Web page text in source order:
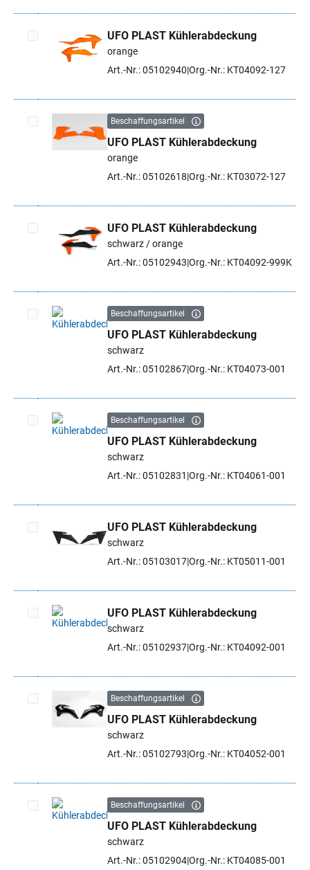
Artikel auswählen
UFO PLAST Kühlerabdeckung
orange
Art.-Nr.: 05102940 Org.-Nr.: KT04092-127
Artikel auswählen
Beschaffungsartikel
UFO PLAST Kühlerabdeckung
orange
Art.-Nr.: 05102618 Org.-Nr.: KT03072-127
Artikel auswählen
UFO PLAST Kühlerabdeckung
schwarz / orange
Art.-Nr.: 05102943 Org.-Nr.: KT04092-999K
Artikel auswählen
Beschaffungsartikel
UFO PLAST Kühlerabdeckung
schwarz
Art.-Nr.: 05102867Org.-Nr.: KT04073-001
Artikel auswählen
Beschaffungsartikel
UFO PLAST Kühlerabdeckung
schwarz
Art.-Nr.: 05102831 Org.-Nr.: KT04061-001
Artikel auswählen
UFO PLAST Kühlerabdeckung
schwarz
Art.-Nr.: 05103017Org.-Nr.: KT05011-001
Artikel auswählen
UFO PLAST Kühlerabdeckung
schwarz
Art.-Nr.: 05102937Org.-Nr.: KT04092-001
Artikel auswählen
Beschaffungsartikel
UFO PLAST Kühlerabdeckung
schwarz
Art.-Nr.: 05102793 Org.-Nr.: KT04052-001
Artikel auswählen
Beschaffungsartikel
UFO PLAST Kühlerabdeckung
schwarz
Art.-Nr.: 05102904Org.-Nr.: KT04085-001